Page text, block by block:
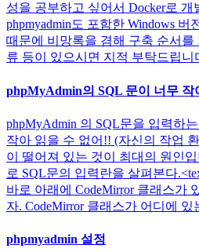
성을 공부하고 싶어서 Docker로
phpmyadmin도 포함한 Windows 버
때문에 비망록을 겸해 구축 순서를
류 등이 있으시면 지적 부탁드립니
phpMyAdmin의 SQL 문이 너무 작
phpMyAdmin 의 SQL문을 입력하
작아 읽을 수 없어!! (자신의 작업
이 떨어져 있는 것이 최대의 원인
로 SQL문의 입력란을 살펴본다
바로 아래에 CodeMirror 클래스가
자. CodeMirror 클래스가 어디에 있
phpmyadmin 설정